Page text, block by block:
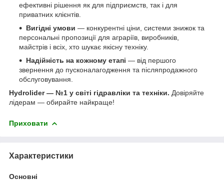
ефективні рішення як для підприємств, так і для
приватних клієнтів.
Вигідні умови — конкурентні ціни, системи знижок та
персональні пропозиції для аграріїв, виробників,
майстрів і всіх, хто шукає якісну техніку.
Надійність на кожному етапі — від першого
звернення до пусконалагодження та післяпродажного
обслуговування.
Hydrolider — №1 у світі гідравліки та техніки. Довіряйте
лідерам — обирайте найкраще!
Приховати
Характеристики
Основні